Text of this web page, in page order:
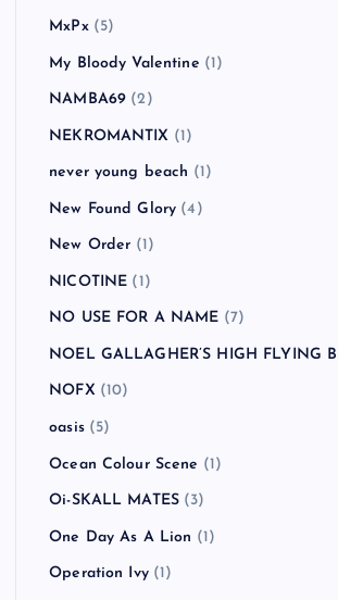
MxPx(5)
My Bloody Valentine (1)
NAMBA69 (2)
NEKROMANTIX (1)
never young beach (1)
New Found Glory (4)
New Order (1)
NICOTINE (1)
NO USE FOR A NAME (7)
NOEL GALLAGHER’S HIGH FLYING
NOFX (10)
oasis(5)
Ocean Colour Scene (1)
Oi-SKALL MATES (3)
One Day As A Lion (1)
Operation Ivy(1)